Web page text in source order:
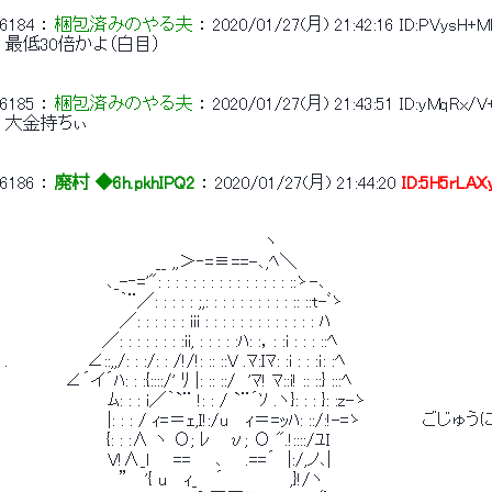
6184 ： 梱包済みのやる夫 ： 2020/01/27(月) 21:42:16
最低30倍かよ（白目）
6185 ： 梱包済みのやる夫 ： 2020/01/27(月) 21:43:51 ID:yMqRx/
大金持ちぃ
6186 ： 廃村 ◆6h.pkhIPQ2 ： 2020/01/27(月) 21:44:20
ヽ
__ ,,＞‐=≡==-､,ﾍ＼
､_-‐='": : : : : : : : : : : : : : : ::ゝ-､
｀¨／: : : : : ;,: : : : : : : : : : :: ::t-ﾞゝ
／: : : : : : iii : : : : : : : : : : : : : ﾊ
／: : : : : : : :ii, : : : : :ﾊ: :，: :i : : : ::ﾍ
.　　　　　　 ∠::,,/: : :/: : /!/!: :: ::V .ﾏ:Iﾏ: :i : : :ｉ: :ﾍ
∠´イ´ﾊ: : :{::::/' ﾘ |: :: ::/　'ﾏ! ﾏ::i! :: ::} :::ﾍ
ﾑ: : : i／｀`¨ !: : / `¨´ｿ .ヽ}: : : }: :z-ゝ
|: : : / ｨ=＝ｪ,Ｉ!:/u　 ｨ＝=ｯﾊ: ::/:!-=ゝ　　　　　ごじゅうに・
{: : :∧ ヽ Ο; ﾚ　 υ; Ο ".!::::/ﾕI
V!∧_l　　==　　､ 　 .==´　|:/,ノ､|
” 　'{ u　 ｨ_　 ´　　　　　 ,}!/ヽ